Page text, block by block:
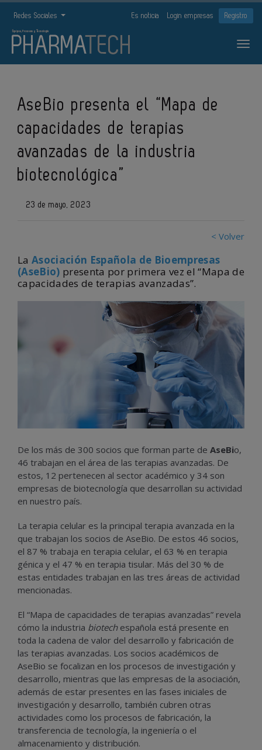
Redes Sociales Es noticia Login empresas Registro
AseBio presenta el “Mapa de
capacidades de terapias
avanzadas de la industria
biotecnológica”
23 de mayo, 2023
< Volver
La Asociación Española de Bioempresas
(AseBio) presenta por primera vez el “Mapa de
capacidades de terapias avanzadas”.
De los más de 300 socios que forman parte de AseBio,
46 trabajan en el área de las terapias avanzadas. De
estos, 12 pertenecen al sector académico y 34 son
empresas de biotecnología que desarrollan su actividad
en nuestro país.
La terapia celular es la principal terapia avanzada en la
que trabajan los socios de AseBio. De estos 46 socios,
el 87 % trabaja en terapia celular, el 63 % en terapia
génica y el 47 % en terapia tisular. Más del 30 % de
estas entidades trabajan en las tres áreas de actividad
mencionadas.
El “Mapa de capacidades de terapias avanzadas” revela
cómo la industria biotechespañola está presente en
toda la cadena de valor del desarrollo y fabricación de
las terapias avanzadas. Los socios académicos de
AseBio se focalizan en los procesos de investigación y
desarrollo, mientras que las empresas de la asociación,
además de estar presentes en las fases iniciales de
investigación y desarrollo, también cubren otras
actividades como los procesos de fabricación, la
transferencia de tecnología, la ingeniería o el
almacenamiento y distribución.